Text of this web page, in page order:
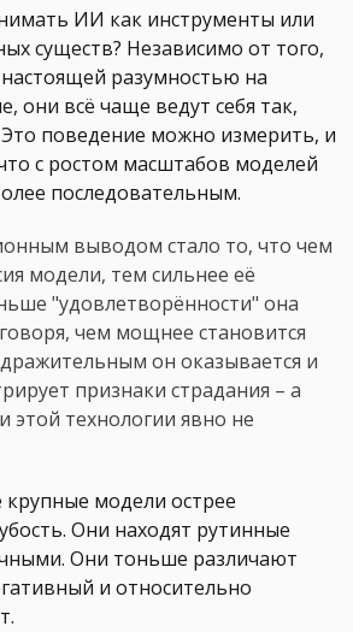
ИИ как инструменты или
существ? Независимо от того,
разумностью на
они всё чаще ведут себя так,
поведение можно измерить, и
с ростом масштабов моделей
последовательным.
выводом стало то, что чем
модели, тем сильнее её
"удовлетворённости" она
чем мощнее становится
он оказывается и
признаки страдания – а
этой технологии явно не
модели острее
Они находят рутинные
Они тоньше различают
и относительно